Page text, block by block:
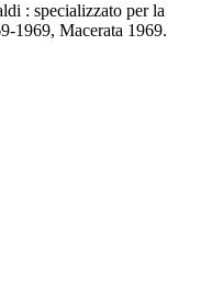
: specializzato per la
1969, Macerata 1969.